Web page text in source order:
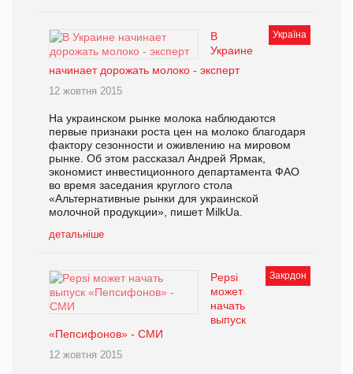
Україна
В
Украине
начинает дорожать молоко - эксперт
12 жовтня 2015
На украинском рынке молока наблюдаются
первые признаки роста цен на молоко благодаря
фактору сезонности и оживлению на мировом
рынке. Об этом рассказал Андрей Ярмак,
экономист инвестиционного департамента ФАО
во время заседания круглого стола
«Альтернативные рынки для украинской
молочной продукции», пишет MilkUa.
детальніше
Закрдон
Pepsi
может
начать
выпуск
«Пепсифонов» - СМИ
12 жовтня 2015